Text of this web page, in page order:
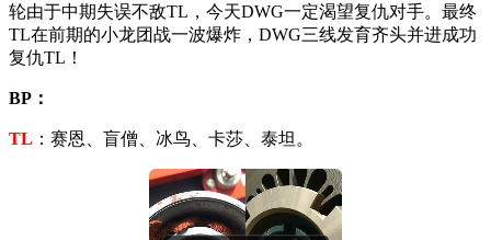
轮由于中期失误不敌TL，今天DWG一定渴望复仇对手。最终
TL在前期的小龙团战一波爆炸，DWG三线发育齐头并进成功
复仇TL！
BP：
TL ：赛恩、盲僧、冰鸟、卡莎、泰坦。